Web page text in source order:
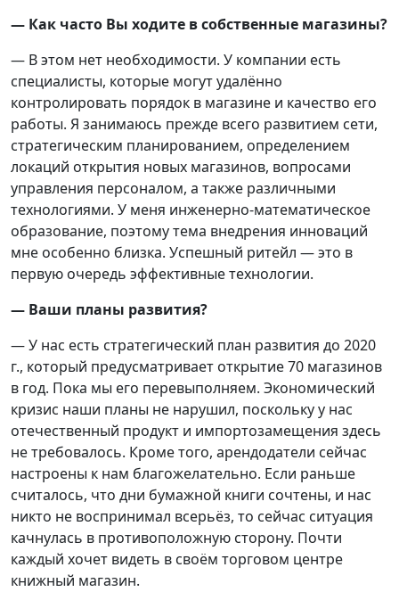
— Как часто Вы ходите в собственные магазины?
— В этом нет необходимости. У компании есть
специалисты, которые могут удалённо
контролировать порядок в магазине и качество его
работы. Я занимаюсь прежде всего развитием сети,
стратегическим планированием, определением
локаций открытия новых магазинов, вопросами
управления персоналом, а также различными
технологиями. У меня инженерно-математическое
образование, поэтому тема внедрения инноваций
мне особенно близка. Успешный ритейл — это в
первую очередь эффективные технологии.
— Ваши планы развития?
— У нас есть стратегический план развития до 2020
г., который предусматривает открытие 70 магазинов
в год. Пока мы его перевыполняем. Экономический
кризис наши планы не нарушил, поскольку у нас
отечественный продукт и импортозамещения здесь
не требовалось. Кроме того, арендодатели сейчас
настроены к нам благожелательно. Если раньше
считалось, что дни бумажной книги сочтены, и нас
никто не воспринимал всерьёз, то сейчас ситуация
качнулась в противоположную сторону. Почти
каждый хочет видеть в своём торговом центре
книжный магазин.